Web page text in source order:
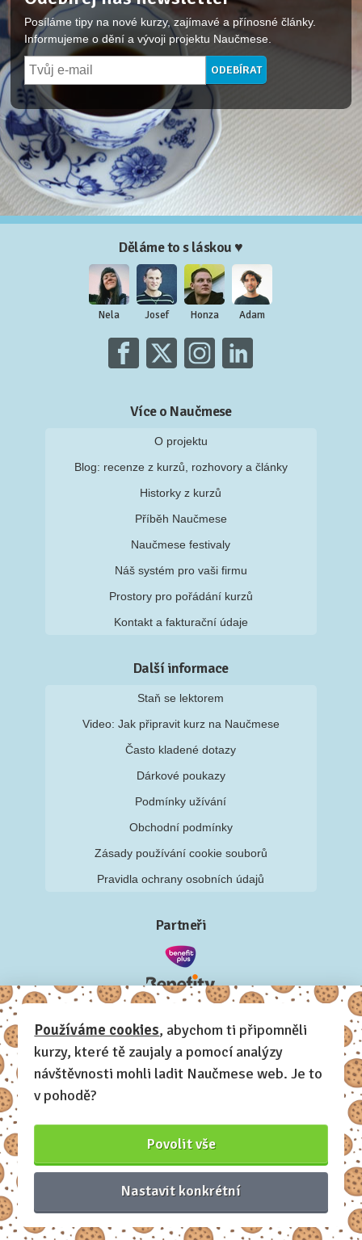
Posíláme tipy na nové kurzy, zajímavé a přínosné články.
Informujeme o dění a vývoji projektu Naučmese.
Děláme to s láskou ♥
Nela Josef Honza Adam
Více o Naučmese
O projektu
Blog: recenze z kurzů, rozhovory a články
Historky z kurzů
Příběh Naučmese
Naučmese festivaly
Náš systém pro vaši firmu
Prostory pro pořádání kurzů
Kontakt a fakturační údaje
Další informace
Staň se lektorem
Video: Jak připravit kurz na Naučmese
Často kladené dotazy
Dárkové poukazy
Podmínky užívání
Obchodní podmínky
Zásady používání cookie souborů
Pravidla ochrany osobních údajů
Partneři
Naučmese, 2012-2026.
Sdílíme dovednosti, offline i online.
Používáme cookies, abychom ti připomněli
kurzy, které tě zaujaly a pomocí analýzy
návštěvnosti mohli ladit Naučmese web. Je to
v pohodě?
Povolit vše
Nastavit konkrétní